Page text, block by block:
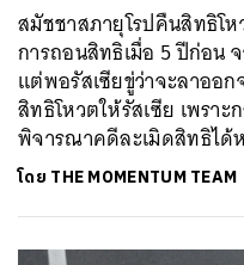
สมัชชาสภายุโรปคืนสิทธิโ
การถอนสิทธิเมื่อ 5 ปีก่อน
แต่พอรัสเซียขู่ว่าจะลาออ
สิทธิโหวตให้รัสเซีย เพราะ
พิจารณาคดีละเมิดสิทธิได้
โดย THE MOMENTUM TEAM